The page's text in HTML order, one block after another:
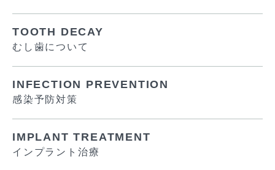
TOOTH DECAY
むし歯について
INFECTION PREVENTION
感染予防対策
IMPLANT TREATMENT
インプラント治療